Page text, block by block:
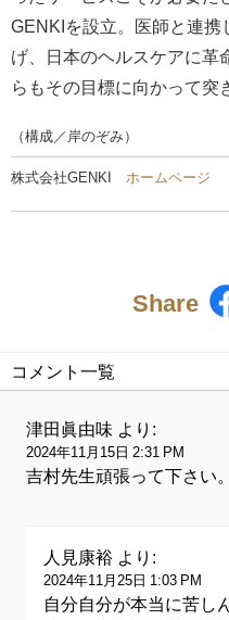
GENKIを設立。医師と連携
げ、日本のヘルスケアに革
らもその目標に向かって突
（構成／岸のぞみ）
株式会社GENKI ホームページ
Share
コメント一覧
津田眞由味 より:
2024年11月15日 2:31 PM
吉村先生頑張って下さい。
人見康裕 より:
2024年11月25日 1:03 PM
自分自分が本当に苦し